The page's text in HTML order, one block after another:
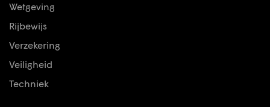
Wetgeving
Rijbewijs
Verzekering
Veiligheid
Techniek